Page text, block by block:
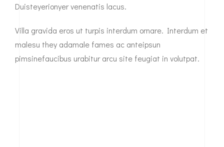
Duisteyerionyer venenatis lacus.
Villa gravida eros ut turpis interdum ornare. Interdum et
malesu they adamale fames ac anteipsun
pimsinefaucibus urabitur arcu site feugiat in volutpat.